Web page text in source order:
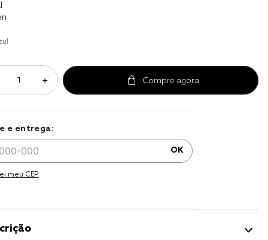
＋
e entrega:
OK
meu CEP.